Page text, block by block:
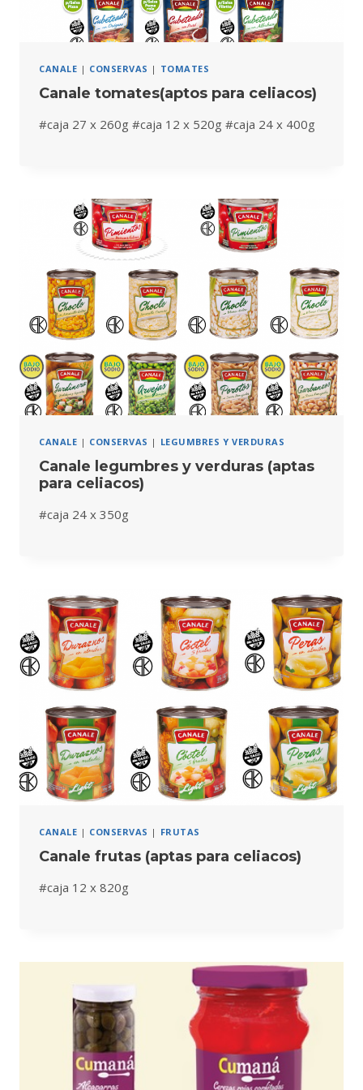
CANALE | CONSERVAS | TOMATES
Canale tomates(aptos para celiacos)
#caja 27 x 260g #caja 12 x 520g #caja 24 x 400g
CANALE | CONSERVAS | LEGUMBRES Y VERDURAS
Canale legumbres y verduras (aptas
para celiacos)
#caja 24 x 350g
CANALE | CONSERVAS | FRUTAS
Canale frutas (aptas para celiacos)
#caja 12 x 820g